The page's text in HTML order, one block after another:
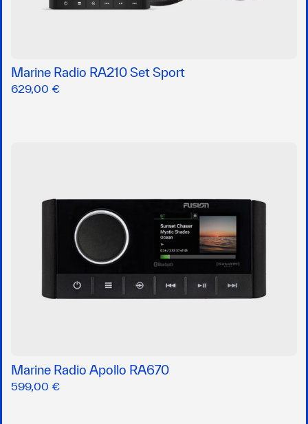
Marine Radio RA210 Set Sport
629,00 €
Marine Radio Apollo RA670
599,00 €